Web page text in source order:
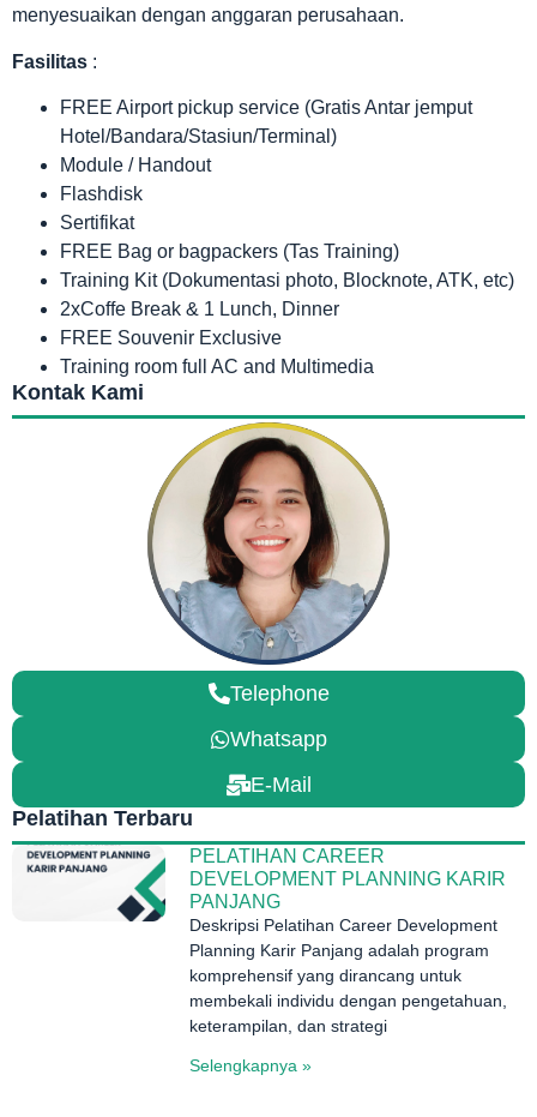
menyesuaikan dengan anggaran perusahaan.
Fasilitas :
FREE Airport pickup service (Gratis Antar jemput
Hotel/Bandara/Stasiun/Terminal)
Module / Handout
Flashdisk
Sertifikat
FREE Bag or bagpackers (Tas Training)
Training Kit (Dokumentasi photo, Blocknote, ATK, etc)
2xCoffe Break & 1 Lunch, Dinner
FREE Souvenir Exclusive
Training room full AC and Multimedia
Kontak Kami
Telephone
Whatsapp
E-Mail
Pelatihan Terbaru
PELATIHAN CAREER
DEVELOPMENT PLANNING KARIR
PANJANG
Deskripsi Pelatihan Career Development
Planning Karir Panjang adalah program
komprehensif yang dirancang untuk
membekali individu dengan pengetahuan,
keterampilan, dan strategi
Selengkapnya »